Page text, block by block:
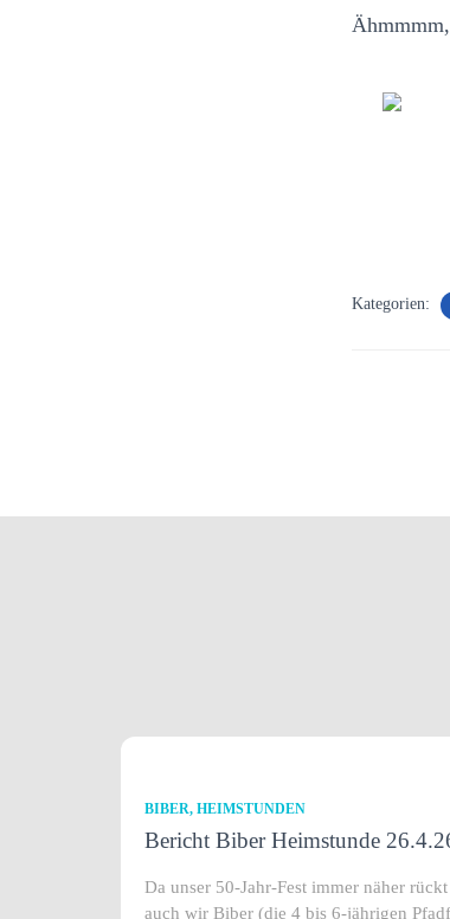
Kategorien:
BIBER HEIMSTUNDEN
Bericht Biber Heimstunde
Da unser 50-Jahr-Fest immer näher rückt
auch wir Biber (die 4 bis 6-jährigen